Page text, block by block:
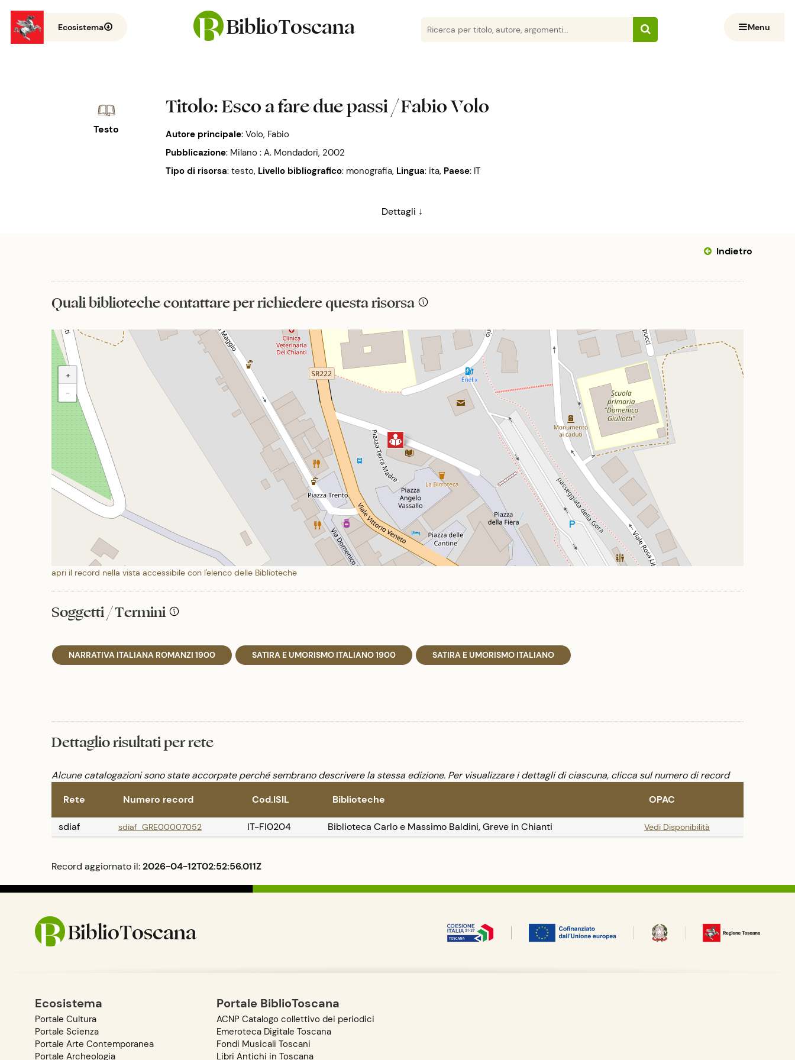
Ecosistema BiblioToscana Menu
Testo
Titolo: Esco a fare due passi / Fabio Volo
Autore principale: Volo, Fabio
Pubblicazione: Milano : A. Mondadori, 2002
Tipo di risorsa: testo, Livello bibliografico: monografia, Lingua: ita, Paese: IT
Dettagli ↓
Indietro
Quali biblioteche contattare per richiedere questa risorsa
+
−
apri il record nella vista accessibile con l'elenco delle Biblioteche
Soggetti / Termini
NARRATIVA ITALIANA ROMANZI 1900 SATIRA E UMORISMO ITALIANO 1900 SATIRA E UMORISMO ITALIANO
Dettaglio risultati per rete
Alcune catalogazioni sono state accorpate perché sembrano descrivere la stessa edizione. Per visualizzare i dettagli di ciascuna, clicca sul numero di record
Rete
Numero record Cod.ISIL Biblioteche OPAC
sdiaf sdiaf_GRE00007052 IT-FI0204 Biblioteca Carlo e Massimo Baldini, Greve in Chianti Vedi Disponibilità
Record aggiornato il:2026-04-12T02:52:56.011Z
BiblioToscana
Ecosistema
Portale Cultura
Portale Scienza
Portale Arte Contemporanea
Portale Archeologia
Portale BiblioToscana
ACNP Catalogo collettivo dei periodici
Emeroteca Digitale Toscana
Fondi Musicali Toscani
Libri Antichi in Toscana